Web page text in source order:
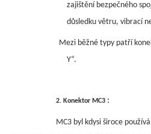
zajištění bezpečného
důsledku větru, vibrací
Mezi běžné typy patří
Y“.
2. Konektor MC3 :
MC3 byl kdysi široce